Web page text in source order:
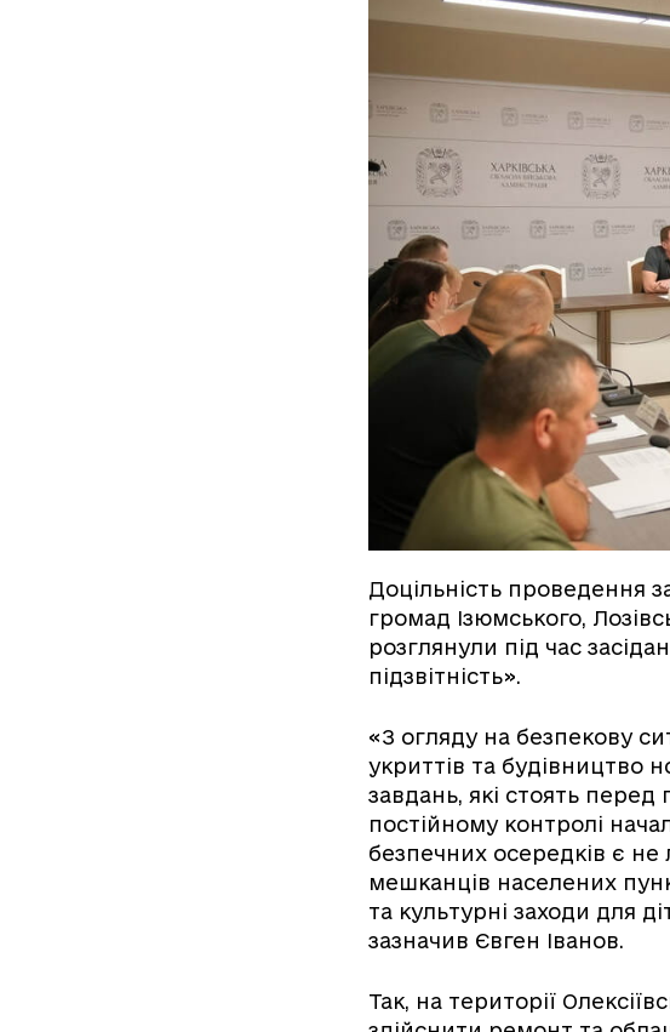
Доцільність проведення
громад Ізюмського,
розглянули під час
підзвітність».
«З огляду на безпекову
укриттів та будівництво
завдань, які стоять
постійному контролі
безпечних осередків є
мешканців населених
та культурні заходи для
зазначив Євген Іванов.
Так, на території